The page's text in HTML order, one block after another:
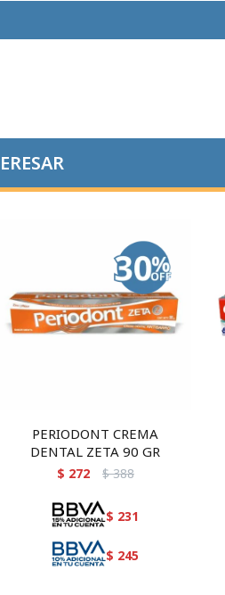
PERIODONT CREMA
DENTAL ZETA 90 GR
$ 272 $ 388
$ 231
$ 245